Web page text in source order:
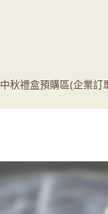
中秋禮盒預購區(企業訂